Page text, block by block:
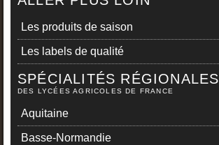
Les produits de saison
Les labels de qualité
SPÉCIALITÉS RÉGIONALES
DES LYCÉES AGRICOLES DE FRANCE
Aquitaine
Basse-Normandie